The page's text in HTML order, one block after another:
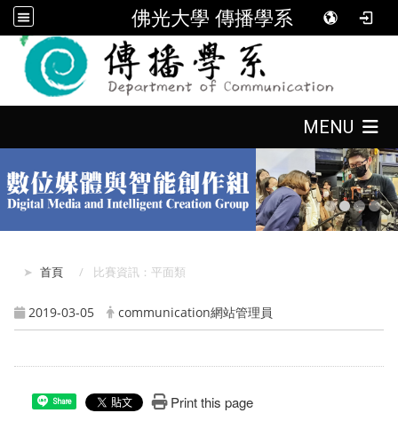
佛光大學 傳播學系
MENU
首頁 比賽資訊：平面類
2019-03-05 communication網站管理員
Share Print this page